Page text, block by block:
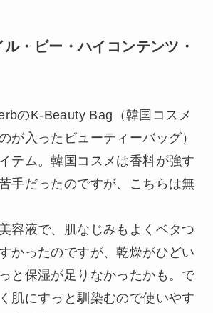
・ビー・ハイコンテンツ・
のK-Beauty Bag（韓国コスメ
が入ったビューティーバッグ）
テム。韓国コスメは香料が強す
手だったのですが、こちらは無
容液で、肌なじみもよくベタつ
かったのですが、乾燥がひどい
と保湿が足りなかったかも。で
肌にすっと馴染むので使いやす